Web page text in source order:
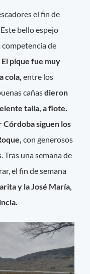
el fin de
Este bello espejo
competencia de
El pique fue muy
cola, entre los
cañasdieron
talla, a flote.
Córdoba siguen los
con generosos
Tras una semana de
el fin de semana
y la José María,